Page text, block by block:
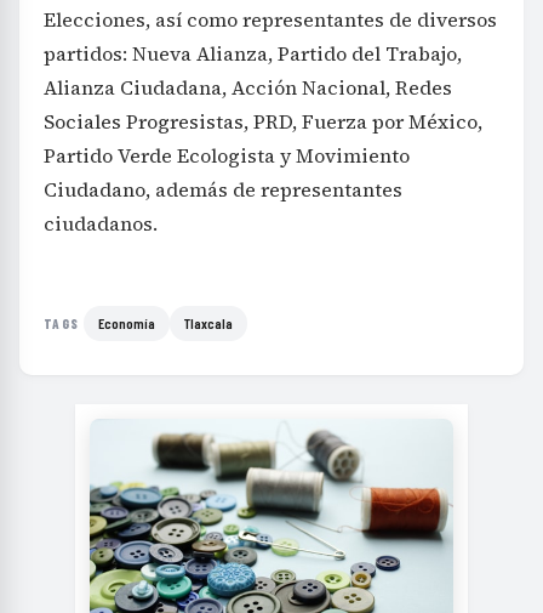
Elecciones, así como representantes de diversos
partidos: Nueva Alianza, Partido del Trabajo,
Alianza Ciudadana, Acción Nacional, Redes
Sociales Progresistas, PRD, Fuerza por México,
Partido Verde Ecologista y Movimiento
Ciudadano, además de representantes
ciudadanos.
TAGS Economía Tlaxcala